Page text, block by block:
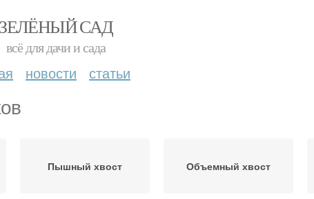
ЗЕЛЁНЫЙ САД
всё для дачи и сада
новости статьи
Пышный хвост Объемный хвост